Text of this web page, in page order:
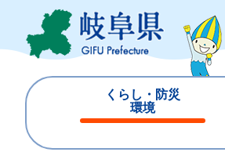
ジ
ュ
くらし・防災
環境
じ